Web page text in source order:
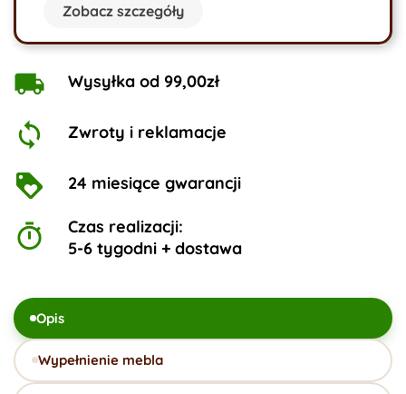
Zobacz szczegóły
Wysyłka od 99,00zł
Zwroty i reklamacje
24 miesiące gwarancji
Czas realizacji:
5-6 tygodni + dostawa
Opis
Wypełnienie mebla